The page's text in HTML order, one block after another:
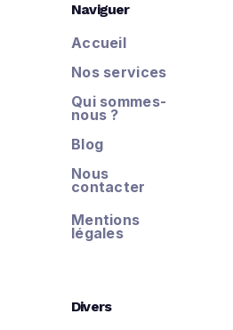
Naviguer
Accueil
Nos services
Qui sommes-
nous ?
Blog
Nous
contacter
Mentions
légales
Divers